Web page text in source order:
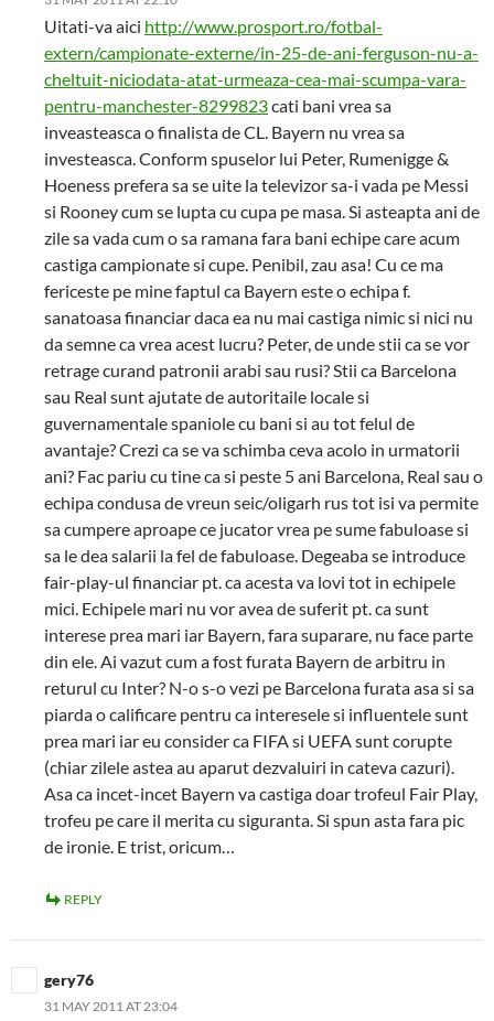
Uitati-va aici http://www.prosport.ro/fotbal-
extern/campionate-externe/in-25-de-ani-ferguson-nu-a-
cheltuit-niciodata-atat-urmeaza-cea-mai-scumpa-vara-
pentru-manchester-8299823cati bani vrea sa
inveasteasca o finalista de CL. Bayern nu vrea sa
investeasca. Conform spuselor lui Peter, Rumenigge &
Hoeness prefera sa se uite la televizor sa-i vada pe Messi
si Rooney cum se lupta cu cupa pe masa. Si asteapta ani de
zile sa vada cum o sa ramana fara bani echipe care acum
castiga campionate si cupe. Penibil, zau asa! Cu ce ma
fericeste pe mine faptul ca Bayern este o echipa f.
sanatoasa financiar daca ea nu mai castiga nimic si nici nu
da semne ca vrea acest lucru? Peter, de unde stii ca se vor
retrage curand patronii arabi sau rusi? Stii ca Barcelona
sau Real sunt ajutate de autoritaile locale si
guvernamentale spaniole cu bani si au tot felul de
avantaje? Crezi ca se va schimba ceva acolo in urmatorii
ani? Fac pariu cu tine ca si peste 5 ani Barcelona, Real sau o
echipa condusa de vreun seic/oligarh rus tot isi va permite
sa cumpere aproape ce jucator vrea pe sume fabuloase si
sa le dea salarii la fel de fabuloase. Degeaba se introduce
fair-play-ul financiar pt. ca acesta va lovi tot in echipele
mici. Echipele mari nu vor avea de suferit pt. ca sunt
interese prea mari iar Bayern, fara suparare, nu face parte
din ele. Ai vazut cum a fost furata Bayern de arbitru in
returul cu Inter? N-o s-o vezi pe Barcelona furata asa si sa
piarda o calificare pentru ca interesele si influentele sunt
prea mari iar eu consider ca FIFA si UEFA sunt corupte
(chiar zilele astea au aparut dezvaluiri in cateva cazuri).
Asa ca incet-incet Bayern va castiga doar trofeul Fair Play,
trofeu pe care il merita cu siguranta. Si spun asta fara pic
de ironie. E trist, oricum…
REPLY
gery76
31 MAY 2011 AT 23:04